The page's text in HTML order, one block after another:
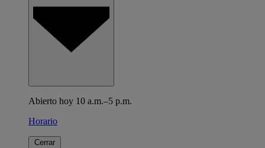
Abierto hoy 10 a.m.–5 p.m.
Horario
Cerrar